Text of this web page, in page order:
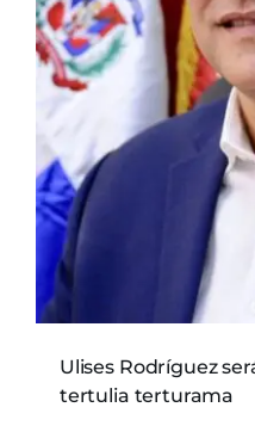
Ulises Rodríguez
tertulia terturama